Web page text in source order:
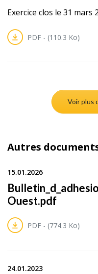
Exercice clos le 31 mars
PDF - (110.3 Ko)
Voir plus
Autres
15.01.2026
Ouest.pdf
PDF - (774.3 Ko)
24.01.2023